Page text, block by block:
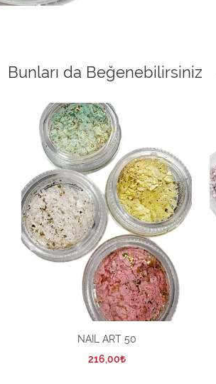
Bunları da Beğenebilirsiniz
NAIL ART 50
216,00